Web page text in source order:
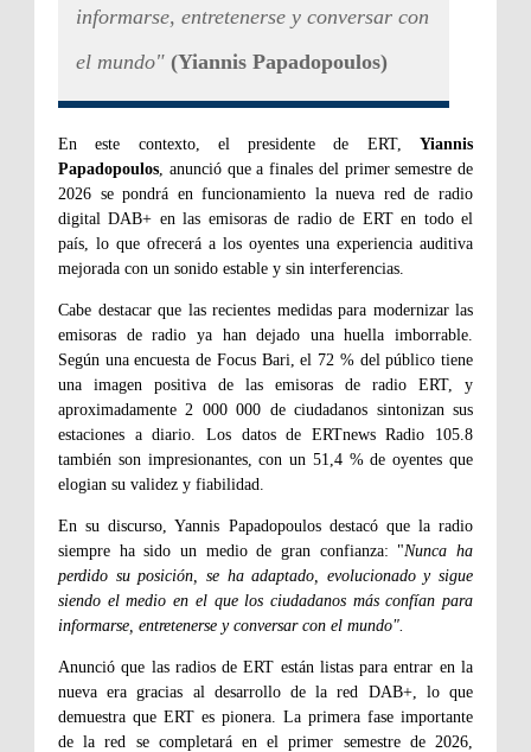
informarse, entretenerse y conversar con
el mundo" (Yiannis Papadopoulos)
En este contexto, el presidente de ERT, Yiannis
Papadopoulos , anunció que a finales del primer semestre de
2026 se pondrá en funcionamiento la nueva red de radio
digital DAB+ en las emisoras de radio de ERT en todo el
país, lo que ofrecerá a los oyentes una experiencia auditiva
mejorada con un sonido estable y sin interferencias.
Cabe destacar que las recientes medidas para modernizar las
emisoras de radio ya han dejado una huella imborrable.
Según una encuesta de Focus Bari, el 72 % del público tiene
una imagen positiva de las emisoras de radio ERT, y
aproximadamente 2 000 000 de ciudadanos sintonizan sus
estaciones a diario. Los datos de ERTnews Radio 105.8
también son impresionantes, con un 51,4 % de oyentes que
elogian su validez y fiabilidad.
En su discurso, Yannis Papadopoulos destacó que la radio
siempre ha sido un medio de gran confianza: "Nunca ha
perdido su posición, se ha adaptado, evolucionado y sigue
siendo el medio en el que los ciudadanos más confían para
informarse, entretenerse y conversar con el mundo".
Anunció que las radios de ERT están listas para entrar en la
nueva era gracias al desarrollo de la red DAB+, lo que
demuestra que ERT es pionera. La primera fase importante
de la red se completará en el primer semestre de 2026,